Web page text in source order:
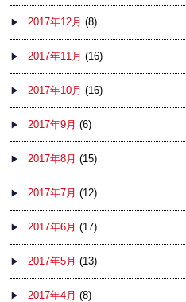
2017年12月 (8)
2017年11月 (16)
2017年10月 (16)
2017年9月 (6)
2017年8月 (15)
2017年7月 (12)
2017年6月 (17)
2017年5月 (13)
2017年4月 (8)